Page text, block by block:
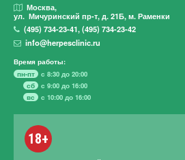
Москва,
ул. Мичуринский пр-т, д. 21Б, м. Раменки
(495)734-23-41,(495)734-23-42
info@herpesclinic.ru
Время работы:
пн-пт
с 8:30 до 20:00
сб
с 9:00 до 16:00
вс
с 10:00 до 16:00
18+